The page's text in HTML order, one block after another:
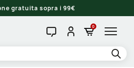
gratuita sopra i 99€
0